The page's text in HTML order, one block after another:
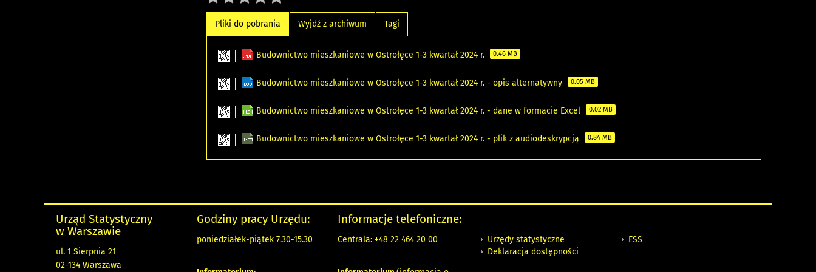
Pliki do pobrania Wyjdź z archiwum Tagi
Budownictwo mieszkaniowe w Ostrołęce 1-3 kwartał 2024 r. 0.46 MB
Budownictwo mieszkaniowe w Ostrołęce 1-3 kwartał 2024 r. - opis alternatywny 0.05 MB
Budownictwo mieszkaniowe w Ostrołęce 1-3 kwartał 2024 r. - dane w formacie Excel 0.02 MB
Budownictwo mieszkaniowe w Ostrołęce 1-3 kwartał 2024 r. - plik z audiodeskrypcją 0.84 MB
Urząd Statystyczny
w Warszawie
ul. 1 Sierpnia 21
02-134 Warszawa
Godziny pracy Urzędu:
poniedziałek-piątek 7.30-15.30
Informacje telefoniczne:
Centrala: +48 22 464 20 00
Urzędy statystyczne
Deklaracja dostępności
ESS